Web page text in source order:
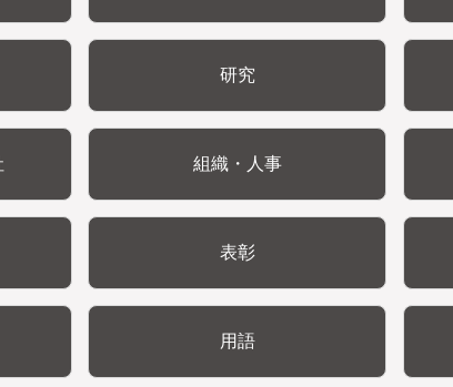
研究
組織・人事
表彰
用語